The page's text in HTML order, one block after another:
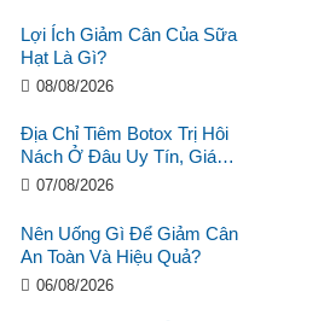
Lợi Ích Giảm Cân Của Sữa
Hạt Là Gì?
08/08/2026
Địa Chỉ Tiêm Botox Trị Hôi
Nách Ở Đâu Uy Tín, Giá
Tốt?07/08/2026
Nên Uống Gì Để Giảm Cân
An Toàn Và Hiệu Quả?
06/08/2026